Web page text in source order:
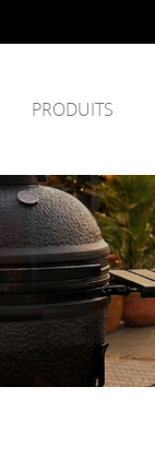
PRODUITS